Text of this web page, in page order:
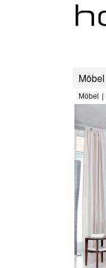
Möbel
Möbel